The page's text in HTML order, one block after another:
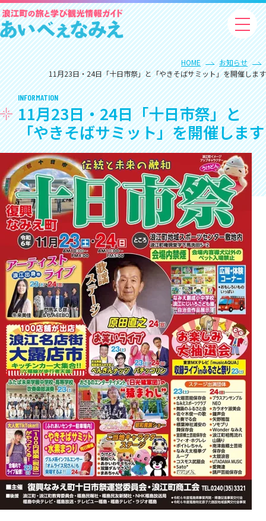
HOME
お知らせ
11月23日・24日「十日市祭」と「やきそばサミット」を開催します
INFORMATION
11月23日・24日「十日市祭」と
「やきそばサミット」を開催します